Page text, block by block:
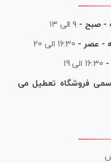
- صبح - ۹ الی ۱۳
- عصر - 16:30 الی 20
- 16:30 الی 19
فروشگاه تعطیل می